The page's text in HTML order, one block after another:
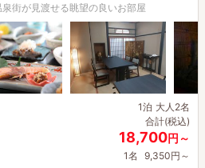
街が見渡せる眺望の良いお部屋
1泊 大人2名
合計(税込)
18,700円～
1名 9,350円～